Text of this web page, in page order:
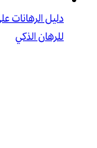
دليل الرهانات
للرهان الذكي